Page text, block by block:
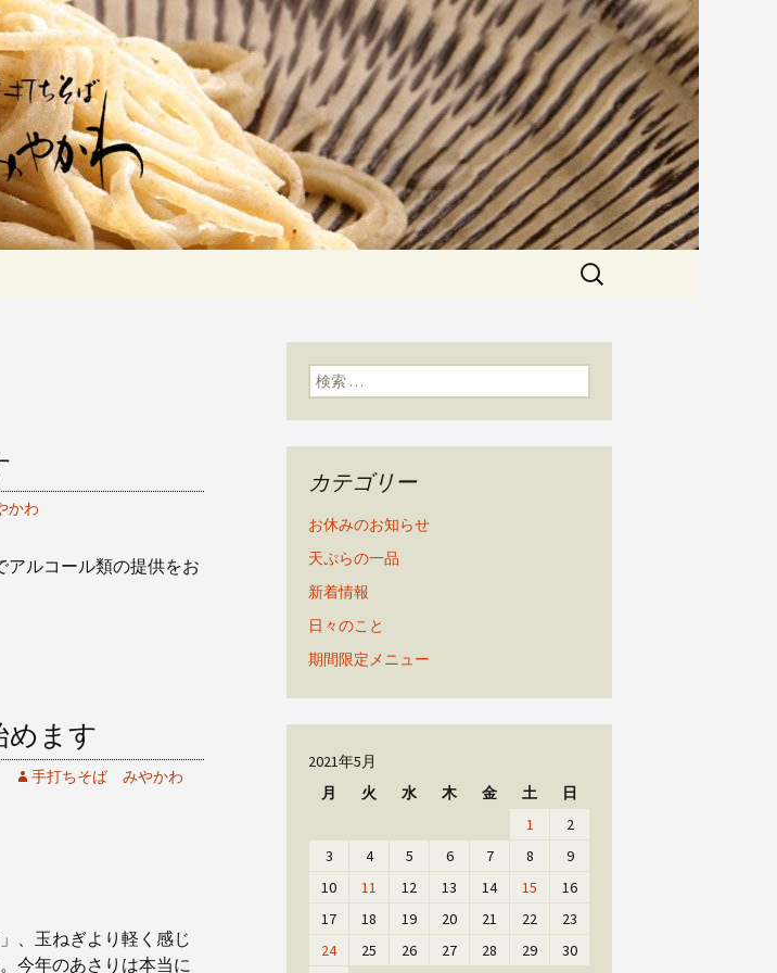
みやかわ」のブログ
やかわ」では自家製粉にこだわった一日十食限定の十
季節の食材を使用した天婦羅メニューなど新着情報は
検
かわ
アルコール類の提供をお
めます
手打ちそば みやかわ
、玉ねぎより軽く感じ
今年のあさりは本当に
検索:
カテゴリー
お休みのお知らせ
天ぷらの一品
新着情報
日々のこと
期間限定メニュー
2021年5月
月
火 水 木 金 土
日
1
2
3
4 5 6 7 8
9
10
11 12 13 14 15
16
17
18 19 20 21 22
23
24
25 26 27 28 29
30